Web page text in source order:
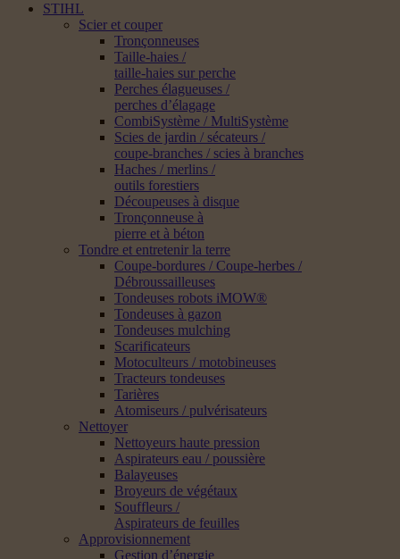
STIHL
Scier et couper
Tronçonneuses
Taille-haies /
taille-haies sur perche
Perches élagueuses /
perches d’élagage
CombiSystème / MultiSystème
Scies de jardin / sécateurs /
coupe-branches / scies à branches
Haches / merlins /
outils forestiers
Découpeuses à disque
Tronçonneuse à
pierre et à béton
Tondre et entretenir la terre
Coupe-bordures / Coupe-herbes /
Débroussailleuses
Tondeuses robots iMOW®
Tondeuses à gazon
Tondeuses mulching
Scarificateurs
Motoculteurs / motobineuses
Tracteurs tondeuses
Tarières
Atomiseurs / pulvérisateurs
Nettoyer
Nettoyeurs haute pression
Aspirateurs eau / poussière
Balayeuses
Broyeurs de végétaux
Souffleurs /
Aspirateurs de feuilles
Approvisionnement
Gestion d’énergie